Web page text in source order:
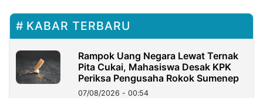
KABAR TERBARU
Rampok Uang Negara Lewat Ternak
Pita Cukai, Mahasiswa Desak KPK
Periksa Pengusaha Rokok Sumenep
07/08/2026 - 00:54